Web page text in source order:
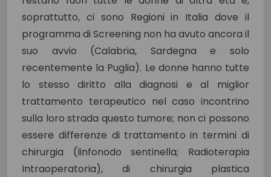
soprattutto, ci sono Regioni in Italia dove il
programma di Screening non ha avuto ancora il
suo avvio (Calabria, Sardegna e solo
recentemente la Puglia). Le donne hanno tutte
lo stesso diritto alla diagnosi e al miglior
trattamento terapeutico nel caso incontrino
sulla loro strada questo tumore; non ci possono
essere differenze di trattamento in termini di
chirurgia (linfonodo sentinella; Radioterapia
Intraoperatoria), di chirurgia plastica